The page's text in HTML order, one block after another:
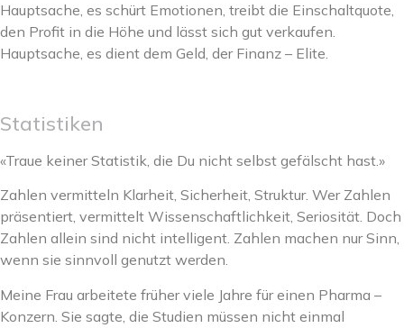
Hauptsache, es schürt Emotionen, treibt die Einschaltquote,
den Profit in die Höhe und lässt sich gut verkaufen.
Hauptsache, es dient dem Geld, der Finanz – Elite.
Statistiken
«Traue keiner Statistik, die Du nicht selbst gefälscht hast.»
Zahlen vermitteln Klarheit, Sicherheit, Struktur. Wer Zahlen
präsentiert, vermittelt Wissenschaftlichkeit, Seriosität. Doch
Zahlen allein sind nicht intelligent. Zahlen machen nur Sinn,
wenn sie sinnvoll genutzt werden.
Meine Frau arbeitete früher viele Jahre für einen Pharma –
Konzern. Sie sagte, die Studien müssen nicht einmal